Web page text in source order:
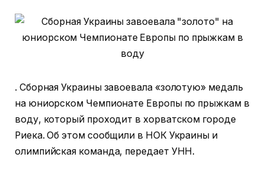
. Сборная Украины завоевала «золотую» медаль
на юниорском Чемпионате Европы по прыжкам в
воду, который проходит в хорватском городе
Риека. Об этом сообщили в НОК Украины и
олимпийская команда, передает УНН.